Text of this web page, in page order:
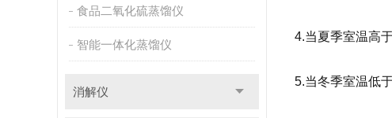
食品二氧化硫蒸馏仪
智能一体化蒸馏仪
消解仪
4.当夏季室温高
5.当冬季室温低